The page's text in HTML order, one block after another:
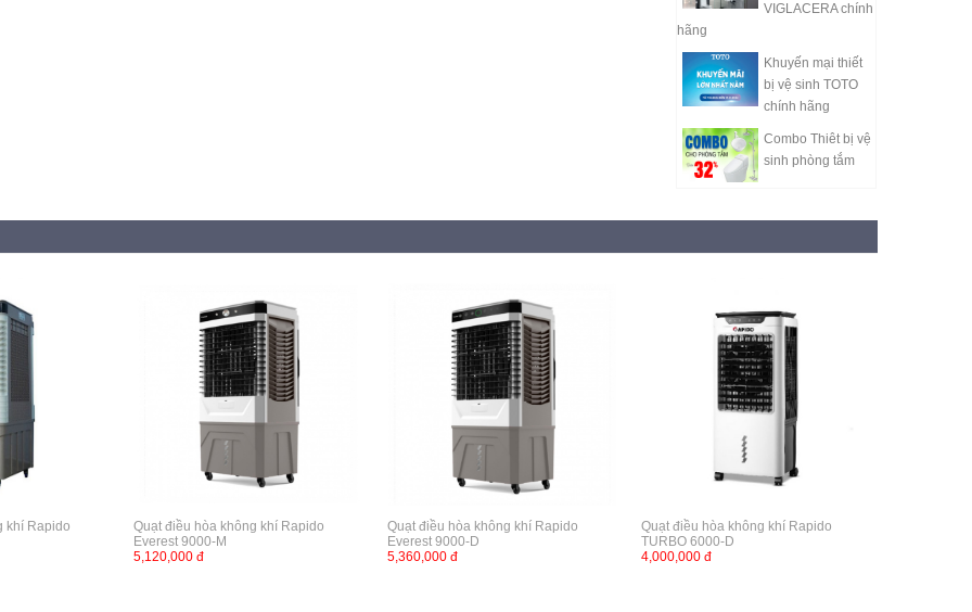
VIGLACERA chính
hãng
Khuyến mại thiết
bị vệ sinh TOTO
chính hãng
Combo Thiêt bị vệ
sinh phòng tắm
khí Rapido
Quạt điều hòa không khí Rapido
Everest 9000-M
5,120,000 đ
Quạt điều hòa không khí Rapido
Everest 9000-D
5,360,000 đ
Quạt điều hòa không khí Rapido
TURBO 6000-D
4,000,000 đ